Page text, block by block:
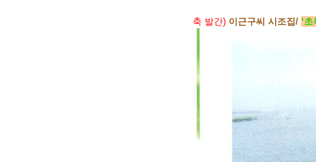
축 발간) 이근구씨 시조집/ ‘